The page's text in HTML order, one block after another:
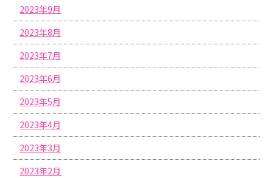
2023年9月
2023年8月
2023年7月
2023年6月
2023年5月
2023年4月
2023年3月
2023年2月